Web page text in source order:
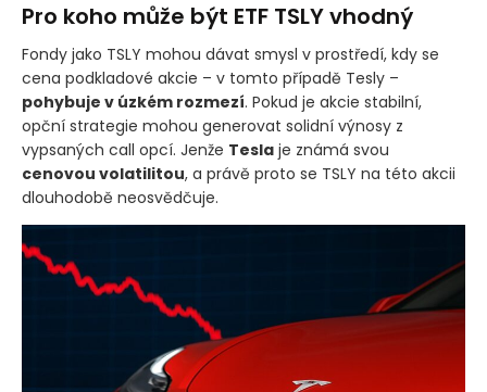
Pro koho může být ETF TSLY vhodný
Fondy jako TSLY mohou dávat smysl v prostředí, kdy se
cena podkladové akcie – v tomto případě Tesly –
pohybuje v úzkém rozmezí. Pokud je akcie stabilní,
opční strategie mohou generovat solidní výnosy z
vypsaných call opcí. Jenže Tesla je známá svou
cenovou volatilitou, a právě proto se TSLY na této akcii
dlouhodobě neosvědčuje.